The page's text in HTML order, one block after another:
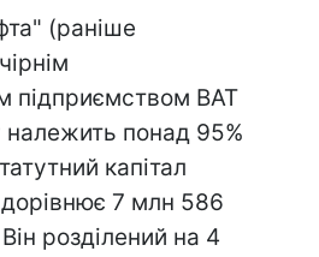
(раніше
підприємством ВАТ
понад 95%
капітал
7 млн ​​586
розділений на 4